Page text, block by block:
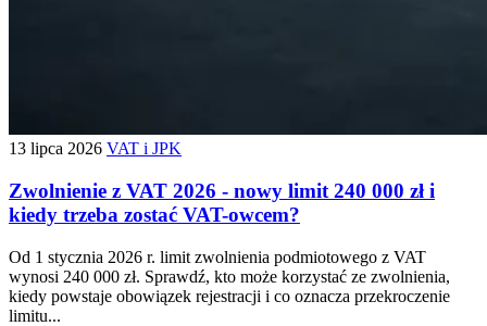
13 lipca 2026 VAT i JPK
Zwolnienie z VAT 2026 - nowy limit 240 000 zł i
kiedy trzeba zostać VAT-owcem?
Od 1 stycznia 2026 r. limit zwolnienia podmiotowego z VAT
wynosi 240 000 zł. Sprawdź, kto może korzystać ze zwolnienia,
kiedy powstaje obowiązek rejestracji i co oznacza przekroczenie
limitu...